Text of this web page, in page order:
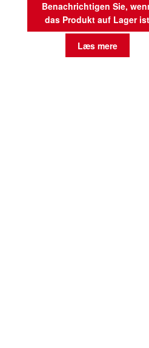
Benachrichtigen Sie,
das Produkt auf Lager ist
Læs mere